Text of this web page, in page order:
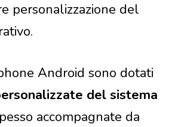
personalizzazione del
Android sono dotati
del sistema
accompagnate da